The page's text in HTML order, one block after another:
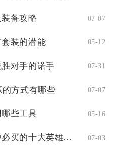
备攻略 07-07
装的潜能 05-12
对手的诺手 07-31
的方式有哪些 07-07
些工具 05-16
有没有什么英魂之刃中必买的十大英雄推荐 07-03